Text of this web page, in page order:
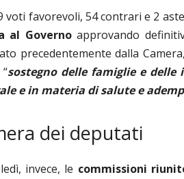
voti favorevoli, 54 contrari e 2
al Governoapprovando
precedentemente dalla
sostegno delle famiglie e delle
e in materia di salute e
dei deputati
invece, le commissioni